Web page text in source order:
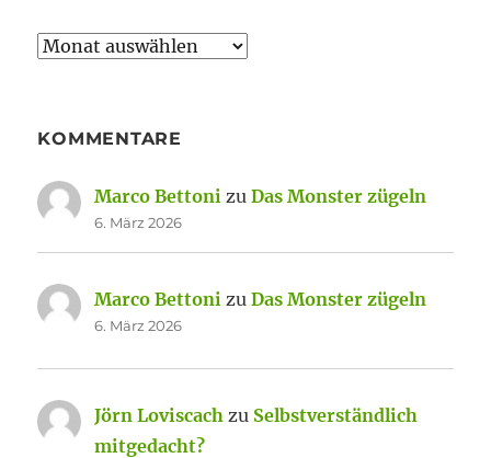
Archiv
KOMMENTARE
Marco Bettoni zuDas Monster zügeln
6. März 2026
Marco Bettoni zuDas Monster zügeln
6. März 2026
Jörn Loviscach zu Selbstverständlich
mitgedacht?